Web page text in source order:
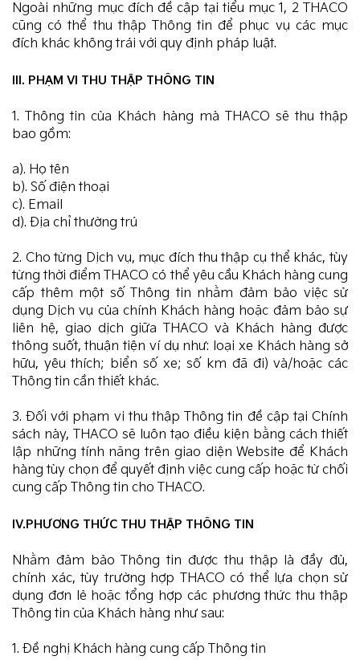
Ngoài những mục đích đề cập tại tiểu mục 1, 2 THACO
cũng có thể thu thập Thông tin để phục vụ các mục
đích khác không trái với quy định pháp luật.
III. PHẠM VI THU THẬP THÔNG TIN
1. Thông tin của Khách hàng mà THACO sẽ thu thập
bao gồm:
a). Họ tên
b). Số điện thoại
c). Email
d). Địa chỉ thường trú
2. Cho từng Dịch vụ, mục đích thu thập cụ thể khác, tùy
từng thời điểm THACO có thể yêu cầu Khách hàng cung
cấp thêm một số Thông tin nhằm đảm bảo việc sử
dụng Dịch vụ của chính Khách hàng hoặc đảm bảo sự
liên hệ, giao dịch giữa THACO và Khách hàng được
thông suốt, thuận tiện ví dụ như: loại xe Khách hàng sở
hữu, yêu thích; biển số xe; số km đã đi) và/hoặc các
Thông tin cần thiết khác.
3. Đối với phạm vi thu thập Thông tin đề cập tại Chính
sách này, THACO sẽ luôn tạo điều kiện bằng cách thiết
lập những tính năng trên giao diện Website để Khách
hàng tùy chọn để quyết định việc cung cấp hoặc từ chối
cung cấp Thông tin cho THACO.
IV.PHƯƠNG THỨC THU THẬP THÔNG TIN
Nhằm đảm bảo Thông tin được thu thập là đầy đủ,
chính xác, tùy trường hợp THACO có thể lựa chọn sử
dụng đơn lẻ hoặc tổng hợp các phương thức thu thập
Thông tin của Khách hàng như sau:
1. Đề nghị Khách hàng cung cấp Thông tin